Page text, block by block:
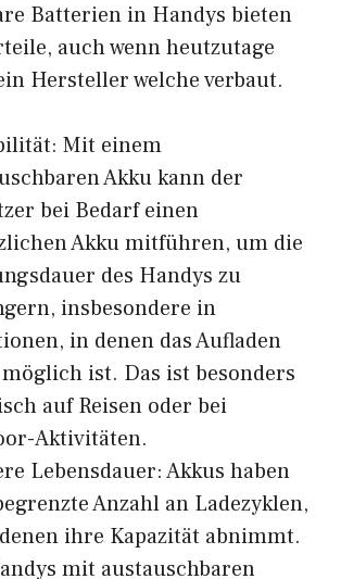
Batterien in Handys bieten
auch wenn heutzutage
Hersteller welche verbaut.
Mit einem
Akku kann der
bei Bedarf einen
Akku mitführen, um die
des Handys zu
insbesondere in
in denen das Aufladen
ist. Das ist besonders
auf Reisen oder bei
Aktivitäten.
Lebensdauer: Akkus haben
Anzahl an Ladezyklen,
ihre Kapazität abnimmt.
mit austauschbaren